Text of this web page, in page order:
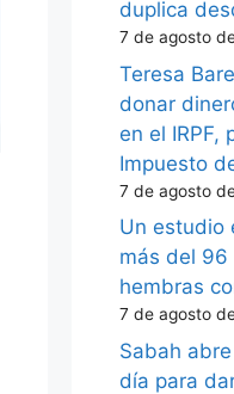
duplica
7 de agosto
Teresa
donar
en el IRPF,
Impuesto
7 de agosto
Un estudio
más del 96
hembras
7 de agosto
Sabah
día para